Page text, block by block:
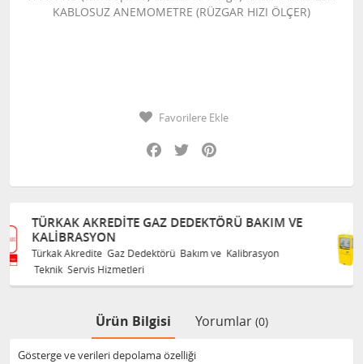
KABLOSUZ ANEMOMETRE (RÜZGAR HIZI ÖLÇER)
Favorilere Ekle
Facebook
Twitter
BAKIM VE
ve Kalibrasyon
TÜRKAK AKREDITE GAZ
Türkak Akredite Gaz Dedektörü Bakım
Ürün Bilgisi Yorumlar (0)
Gösterge ve verileri depolama özelliği